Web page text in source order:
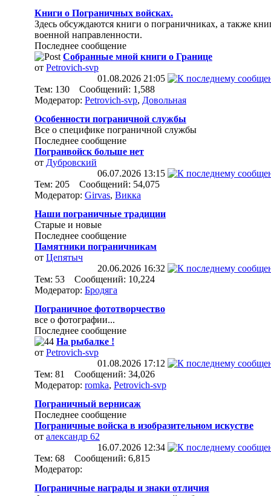
Книги о Пограничных войсках.
Здесь обсуждаются книги о пограничниках, а также
военной направленности.
Последнее сообщение
Собранные мной книги о Границе
от Petrovich-svp
01.08.2026 21:05
Тем: 130 Сообщений: 1,588
Модератор: Petrovich-svp, Довольная
Особенности пограничной службы
Все о специфике пограничной службы
Последнее сообщение
Погранвойск больше нет
от Дубровский
06.07.2026 13:15
Тем: 205 Сообщений: 54,075
Модератор: Girvas, Викка
Наши пограничные традиции
Старые и новые
Последнее сообщение
Памятники пограничникам
от Цепятыч
20.06.2026 16:32
Тем: 53 Сообщений: 10,224
Модератор: Бродяга
Пограничное фототворчество
все о фотографии...
Последнее сообщение
На рыбалке !
от Petrovich-svp
01.08.2026 17:12
Тем: 81 Сообщений: 34,026
Модератор: romka, Petrovich-svp
Пограничный вернисаж
Последнее сообщение
Пограничные войска в изобразительном искустве
от александр 62
16.07.2026 12:34
Тем: 68 Сообщений: 6,815
Модератор:
Пограничные награды и знаки отличия